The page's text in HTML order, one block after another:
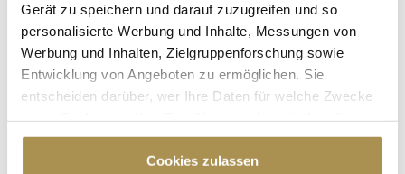
Gerät zu speichern und darauf zuzugreifen und so
personalisierte Werbung und Inhalte, Messungen von
Werbung und Inhalten, Zielgruppenforschung sowie
Entwicklung von Angeboten zu ermöglichen. Sie
entscheiden darüber, wer Ihre Daten für welche Zwecke
Cookie-Erklärung oder durch Klicken auf das Privacy
Trigger Symbol ändern oder widerrufen
Cookies zulassen